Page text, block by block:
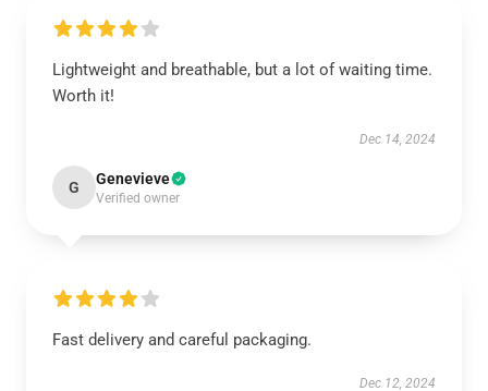
Lightweight and breathable, but a lot of waiting time.
Worth it!
Dec 14, 2024
G Genevieve
Verified owner
Fast delivery and careful packaging.
Dec 12, 2024